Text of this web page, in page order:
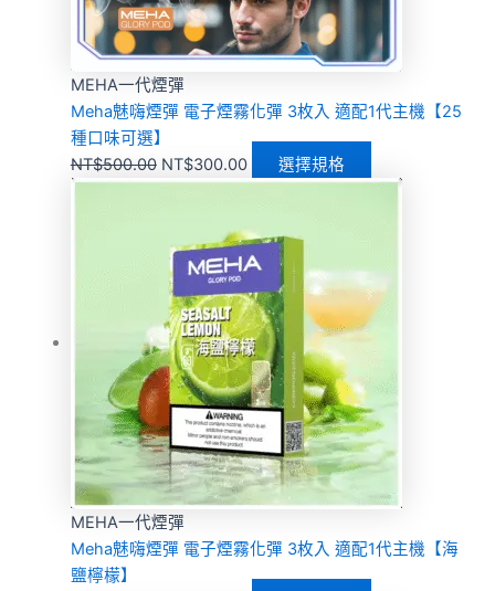
MEHA一代煙彈
Meha魅嗨煙彈 電子煙霧化彈 3枚入 適配1代主機【25
種口味可選】
NT$500.00 NT$300.00 選擇規格
MEHA一代煙彈
Meha魅嗨煙彈 電子煙霧化彈 3枚入 適配1代主機【海
鹽檸檬】